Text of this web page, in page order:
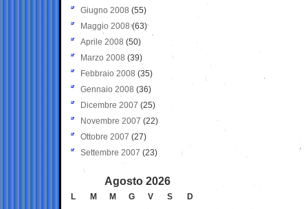
Giugno 2008 (55)
Maggio 2008(63)
Aprile 2008 (50)
Marzo 2008 (39)
Febbraio 2008 (35)
Gennaio 2008 (36)
Dicembre 2007 (25)
Novembre 2007 (22)
Ottobre 2007 (27)
Settembre 2007 (23)
Agosto 2026
L M M G V S
D